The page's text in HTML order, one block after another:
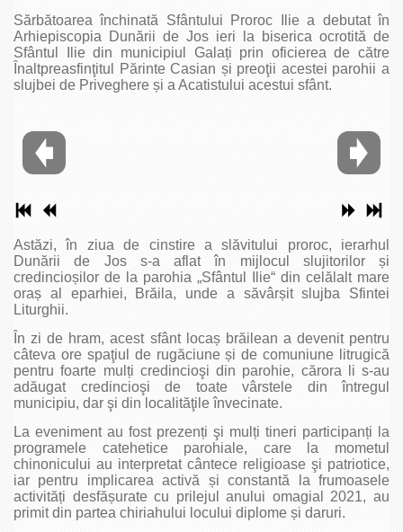
Sărbătoarea închinată Sfântului Proroc Ilie a debutat în
Arhiepiscopia Dunării de Jos ieri la biserica ocrotită de
Sfântul Ilie din municipiul Galați prin oficierea de către
Înaltpreasfinţitul Părinte Casian și preoţii acestei parohii a
slujbei de Priveghere și a Acatistului acestui sfânt.
Astăzi, în ziua de cinstire a slăvitului proroc, ierarhul
Dunării de Jos s-a aflat în mijlocul slujitorilor și
credincioșilor de la parohia „Sfântul Ilie“ din celălalt mare
oraș al eparhiei, Brăila, unde a săvârșit slujba Sfintei
Liturghii.
În zi de hram, acest sfânt locaș brăilean a devenit pentru
câteva ore spaţiul de rugăciune și de comuniune litrugică
pentru foarte mulți credincioşi din parohie, cărora li s-au
adăugat credincioşi de toate vârstele din întregul
municipiu, dar şi din localităţile învecinate.
La eveniment au fost prezenți şi mulți tineri participanți la
programele catehetice parohiale, care la mometul
chinonicului au interpretat cântece religioase şi patriotice,
iar pentru implicarea activă și constantă la frumoasele
activități desfășurate cu prilejul anului omagial 2021, au
primit din partea chiriahului locului diplome și daruri.